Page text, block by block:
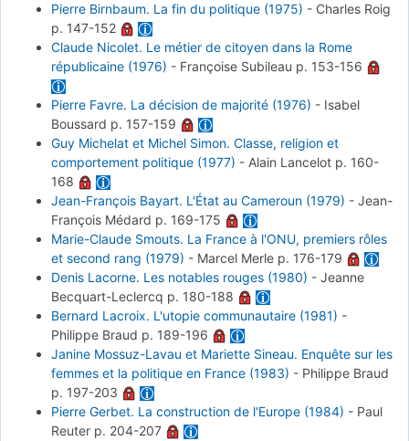
Pierre Birnbaum. La fin du politique (1975) - Charles Roig
p. 147-152
Claude Nicolet. Le métier de citoyen dans la Rome
républicaine (1976) - Françoise Subileau p. 153-156
Pierre Favre. La décision de majorité (1976) - Isabel
Boussard p. 157-159
Guy Michelat et Michel Simon. Classe, religion et
comportement politique (1977) - Alain Lancelot p. 160-
168
Jean-François Bayart. L'État au Cameroun (1979) - Jean-
François Médard p. 169-175
Marie-Claude Smouts. La France à l'ONU, premiers rôles
et second rang (1979) - Marcel Merle p. 176-179
Denis Lacorne. Les notables rouges (1980) - Jeanne
Becquart-Leclercq p. 180-188
Bernard Lacroix. L'utopie communautaire (1981) -
Philippe Braud p. 189-196
Janine Mossuz-Lavau et Mariette Sineau. Enquête sur les
femmes et la politique en France (1983) - Philippe Braud
p. 197-203
Pierre Gerbet. La construction de l'Europe (1984) - Paul
Reuter p. 204-207